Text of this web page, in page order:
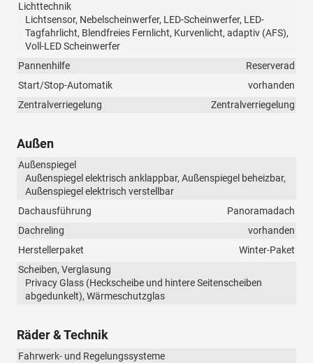
Lichttechnik
Lichtsensor, Nebelscheinwerfer, LED-Scheinwerfer, LED-
Tagfahrlicht, Blendfreies Fernlicht, Kurvenlicht, adaptiv (AFS),
Voll-LED Scheinwerfer
Pannenhilfe
Reserverad
Start/Stop-Automatik
vorhanden
Zentralverriegelung
Zentralverriegelung
Außen
Außenspiegel
Außenspiegel elektrisch anklappbar, Außenspiegel beheizbar,
Außenspiegel elektrisch verstellbar
Dachausführung
Panoramadach
Dachreling
vorhanden
Herstellerpaket
Winter-Paket
Scheiben, Verglasung
Privacy Glass (Heckscheibe und hintere Seitenscheiben
abgedunkelt), Wärmeschutzglas
Räder & Technik
Fahrwerk- und Regelungssysteme